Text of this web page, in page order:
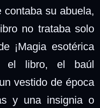
contaba su abuela,
no trataba solo
¡Magia esotérica
el libro, el baúl
vestido de época
y una insignia o